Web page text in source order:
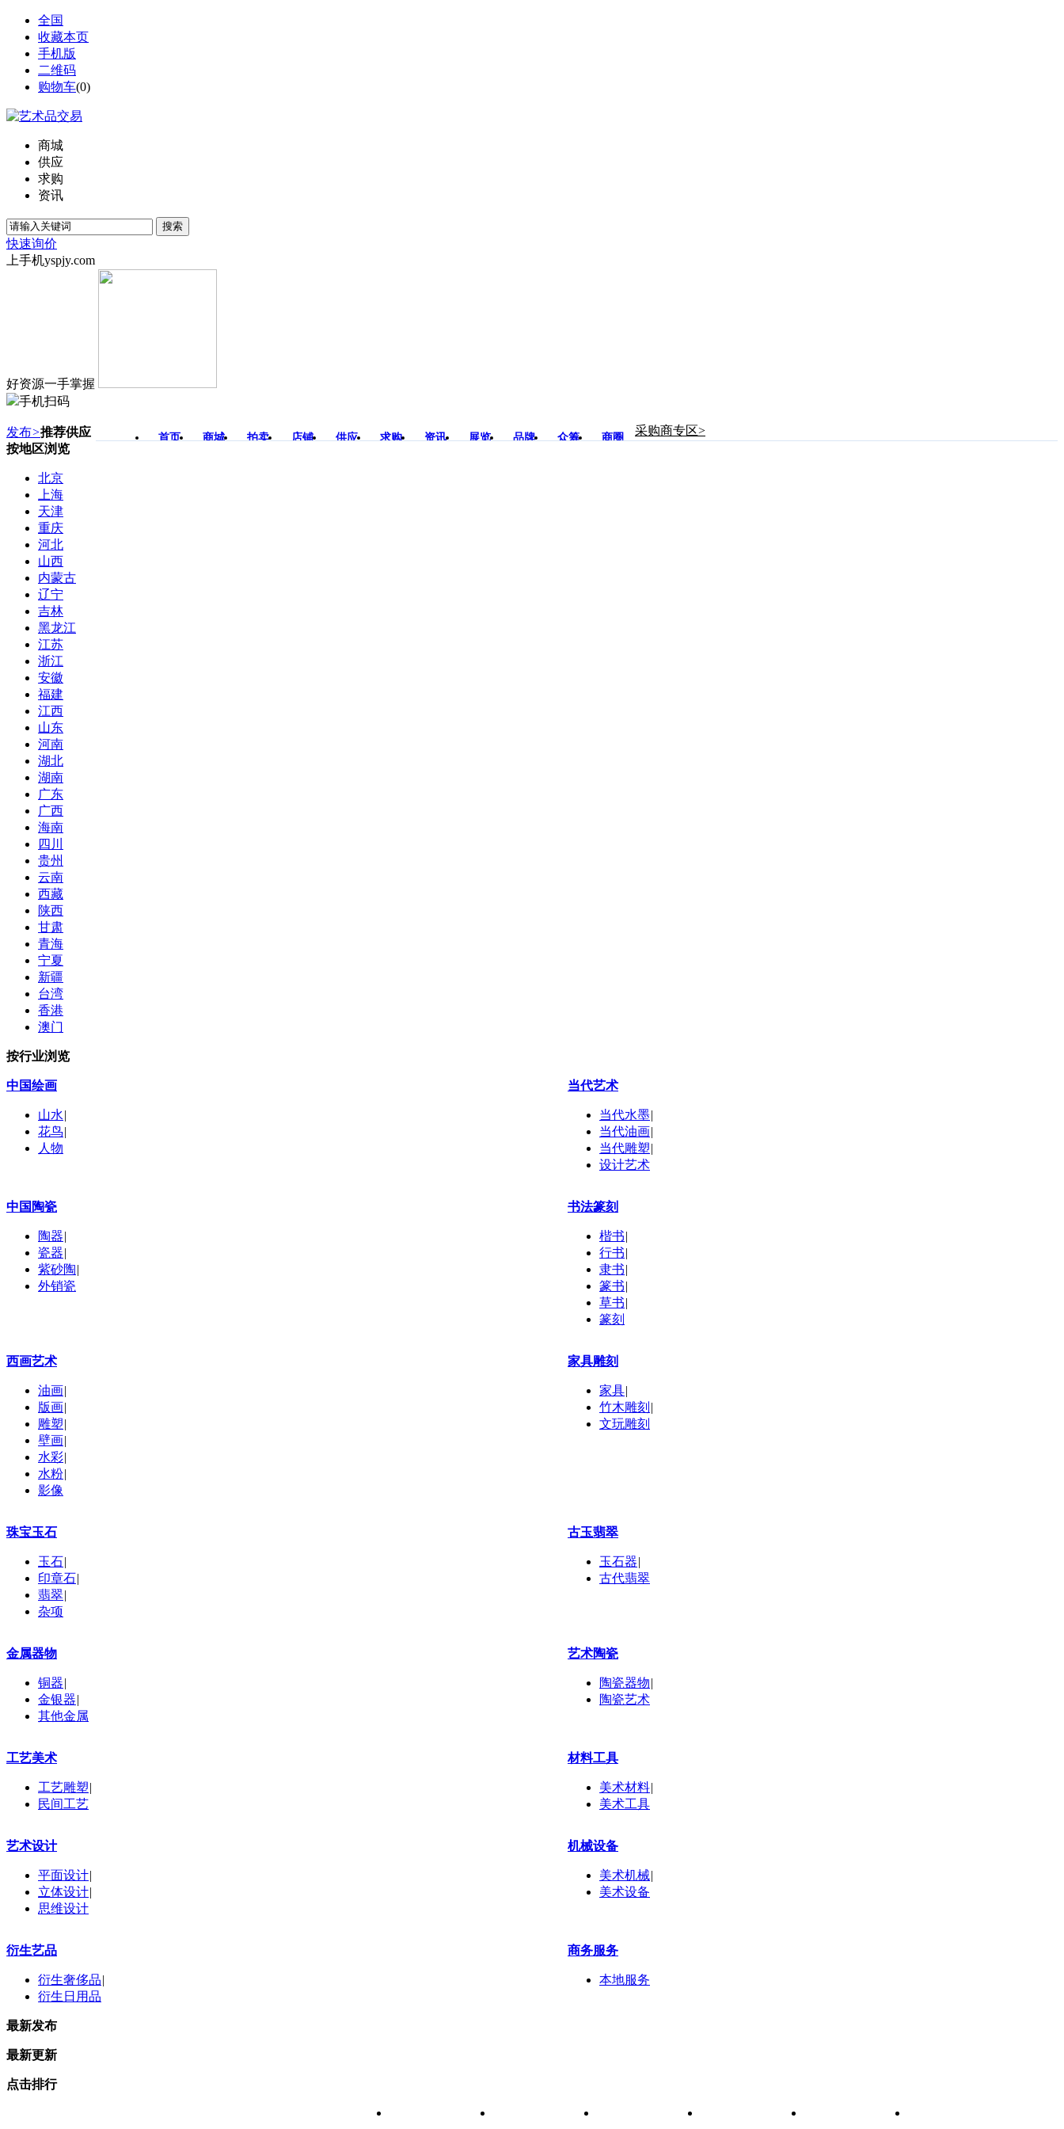
全国
收藏本页
手机版
二维码
购物车(0)
商城
供应
求购
资讯
搜索
快速询价
上手机yspjy.com
好资源一手掌握
手机扫码
首页 商城 拍卖 店铺 供应 求购 资讯 展览 品牌 众筹 商圈
采购商专区>
发布>推荐供应
按地区浏览
北京
上海
天津
重庆
河北
山西
内蒙古
辽宁
吉林
黑龙江
江苏
浙江
安徽
福建
江西
山东
河南
湖北
湖南
广东
广西
海南
四川
贵州
云南
西藏
陕西
甘肃
青海
宁夏
新疆
台湾
香港
澳门
按行业浏览
中国绘画
山水|
花鸟|
人物
当代艺术
当代水墨|
当代油画|
当代雕塑|
设计艺术
中国陶瓷
陶器|
瓷器|
紫砂陶|
外销瓷
书法篆刻
楷书|
行书|
隶书|
篆书|
草书|
篆刻
西画艺术
油画|
版画|
雕塑|
壁画|
水彩|
水粉|
影像
家具雕刻
家具|
竹木雕刻 |
文玩雕刻
珠宝玉石
玉石|
印章石|
翡翠|
杂项
古玉翡翠
玉石器|
古代翡翠
金属器物
铜器|
金银器|
其他金属
艺术陶瓷
陶瓷器物|
陶瓷艺术
工艺美术
工艺雕塑|
民间工艺
材料工具
美术材料|
美术工具
艺术设计
平面设计|
立体设计|
思维设计
机械设备
美术机械|
美术设备
衍生艺品
衍生奢侈品|
衍生日用品
商务服务
本地服务
最新发布
最新更新
点击排行